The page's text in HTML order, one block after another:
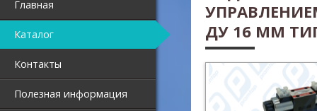
Главная
Каталог
Контакты
Полезная информация
ДУ 16 ММ